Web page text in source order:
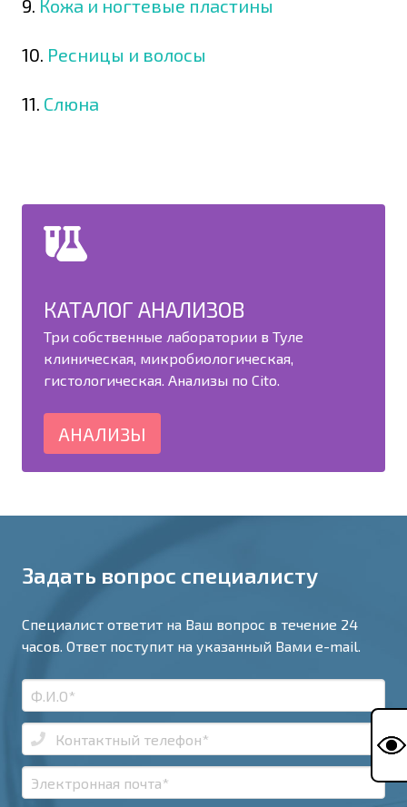
9. Кожа и ногтевые пластины
10. Ресницы и волосы
11. Слюна
КАТАЛОГ АНАЛИЗОВ
Три собственные лаборатории в Туле
клиническая, микробиологическая,
гистологическая. Анализы по Cito.
АНАЛИЗЫ
Задать вопрос специалисту
Специалист ответит на Ваш вопрос в течение 24
часов. Ответ поступит на указанный Вами e-mail.